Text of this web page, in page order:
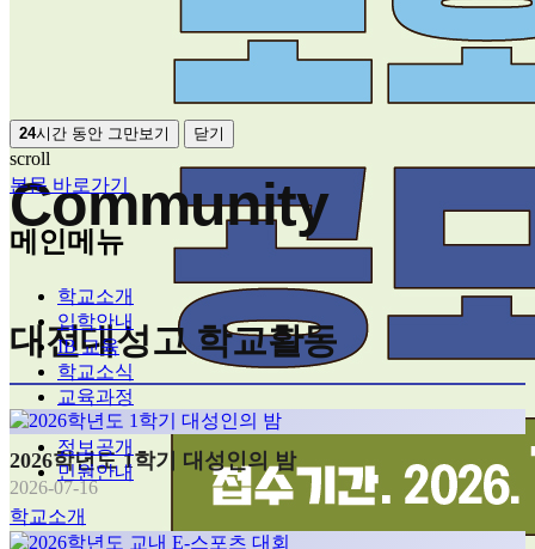
24시간 동안 그만보기 닫기
본문 바로가기
메인메뉴
학교소개
입학안내
IB 교육
학교소식
교육과정
학교생활
정보공개
민원안내
학교소개
scroll
Community
대전대성고 학교활동
2026학년도 1학기 대성인의 밤
2026-07-16